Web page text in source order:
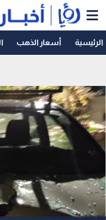
الرئيسية أسعار الذهب